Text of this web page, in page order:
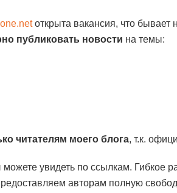
открыта вакансия, что
публиковать новости на темы:
читателям моего блога, т.к.
увидеть по ссылкам. Гибкое
авторам полную